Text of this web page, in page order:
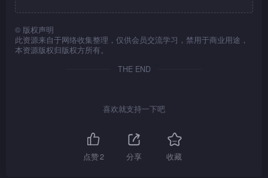
© 版权声明
此资源来自于网络收集整理，仅供会员交流学习，禁用于商业用途，
本资源版权归版权方所有。
THE END
喜欢就支持一下吧
点赞2 分享 收藏